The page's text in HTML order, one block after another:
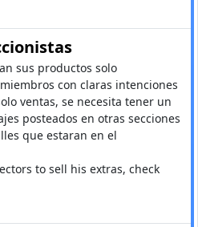
sus productos solo
con claras intenciones
ventas, se necesita tener un
posteados en otras secciones
que estaran en el
to sell his extras, check